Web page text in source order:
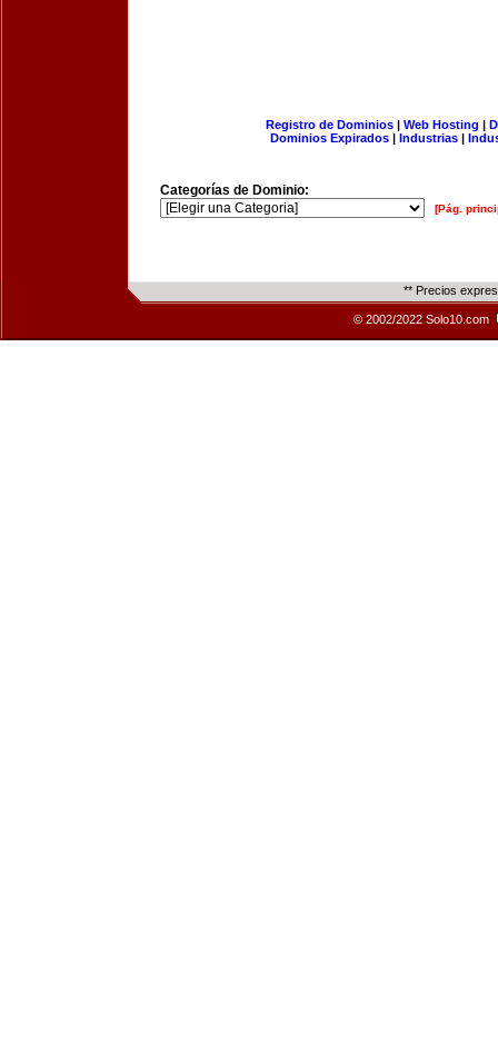
Registro de Dominios| Web Hosting |
Dominios Expirados | Industrias |
Categorías de Dominio:
[Pág.
** Precios
© 2002/2022 Solo10.com